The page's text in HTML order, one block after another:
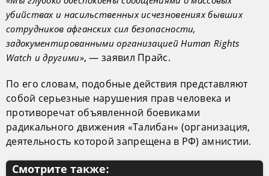
убийствах и насильственных исчезновениях бывших
сотрудников афганских сил безопасности,
задокументированными организацией Human Rights
Watch и другими», — заявил Прайс.
По его словам, подобные действия представляют
собой серьезные нарушения прав человека и
противоречат объявленной боевиками
радикального движения «Талибан» (организация,
деятельность которой запрещена в РФ) амнистии.
Смотрите также: